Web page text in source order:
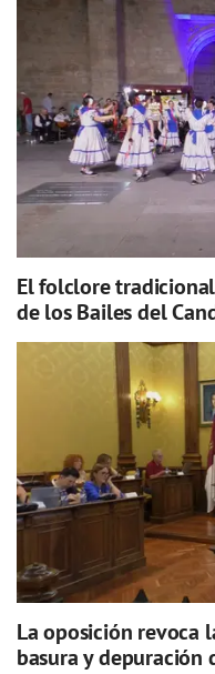
El folclore
de los Bailes del
La oposición revoca
basura y depuración